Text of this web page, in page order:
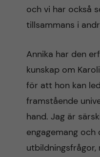
och vi har också
tillsammans i
Annika har den
kunskap om
för att hon kan
framstående
hand. Jag är
engagemang
utbildningsfrågor,